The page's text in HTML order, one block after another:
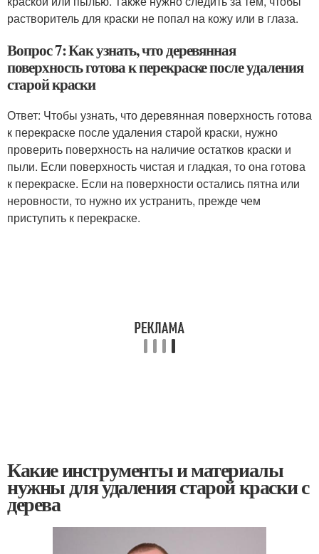
растворитель для краски не попал на кожу или в глаза.
Вопрос 7: Как узнать, что деревянная
поверхность готова к перекраске после удаления
старой краски
Ответ: Чтобы узнать, что деревянная поверхность готова
к перекраске после удаления старой краски, нужно
проверить поверхность на наличие остатков краски и
пыли. Если поверхность чистая и гладкая, то она готова
к перекраске. Если на поверхности остались пятна или
неровности, то нужно их устранить, прежде чем
приступить к перекраске.
Какие инструменты и материалы
нужны для удаления старой краски с
дерева